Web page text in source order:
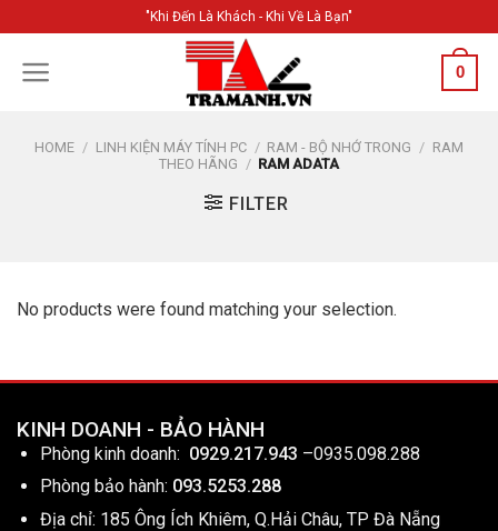
content
"Khi Đến Là Khách - Khi Về Là Bạn"
0
HOME / LINH KIỆN MÁY TÍNH PC / RAM - BỘ NHỚ TRONG / RAM
THEO HÃNG / RAM ADATA
FILTER
No products were found matching your selection.
KINH DOANH - BẢO HÀNH
Phòng kinh doanh: 0929.217.943 –0935.098.288
Phòng bảo hành: 093.5253.288
Địa chỉ: 185 Ông Ích Khiêm, Q.Hải Châu, TP Đà Nẵng